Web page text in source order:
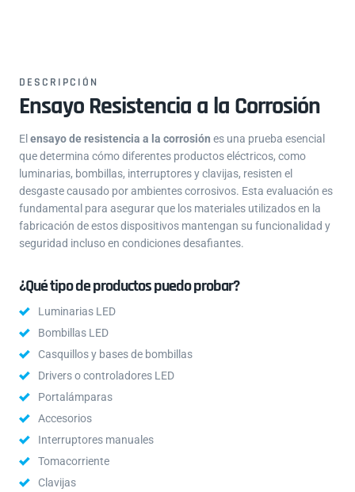
DESCRIPCIÓN
Ensayo Resistencia a la Corrosión
El ensayo de resistencia a la corrosión es una prueba esencial
que determina cómo diferentes productos eléctricos, como
luminarias, bombillas, interruptores y clavijas, resisten el
desgaste causado por ambientes corrosivos. Esta evaluación es
fundamental para asegurar que los materiales utilizados en la
fabricación de estos dispositivos mantengan su funcionalidad y
seguridad incluso en condiciones desafiantes.
¿Qué tipo de productos puedo probar?
Luminarias LED
Bombillas LED
Casquillos y bases de bombillas
Drivers o controladores LED
Portalámparas
Accesorios
Interruptores manuales
Tomacorriente
Clavijas